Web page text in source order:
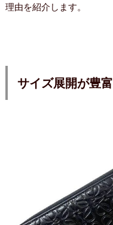
理由を紹介します。
サイズ展開が豊富